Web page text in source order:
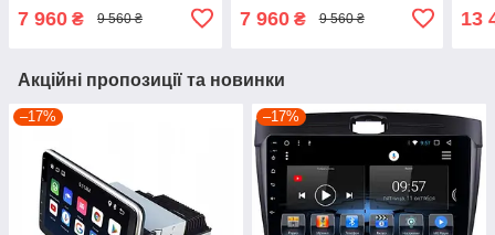
7 960 ₴ 9 560 ₴ 7 960₴ 9 560 ₴ 13
Акційні пропозиції та новинки
–17% –17%